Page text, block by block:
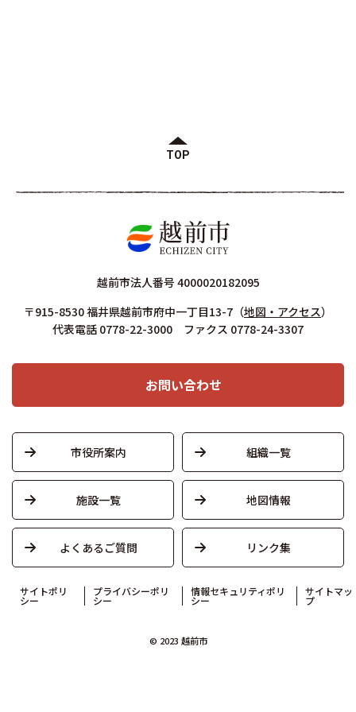
TOP
越前市法人番号 4000020182095
〒915-8530 福井県越前市府中一丁目13-7 （地図・アクセス）
代表電話 0778-22-3000 ファクス 0778-24-3307
お問い合わせ
市役所案内 組織一覧
施設一覧 地図情報
よくあるご質問 リンク集
サイトポリ
シー
プライバシーポリ
シー
情報セキュリティポリ
シー
サイトマッ
プ
© 2023 越前市